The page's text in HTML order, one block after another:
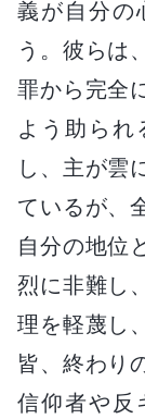
義が自分の
う。彼らは
罪から完全
よう助ら
し、主が雲
ているが、
自分の地位
烈に非難し
理を軽蔑し
皆、終わり
信仰者や反